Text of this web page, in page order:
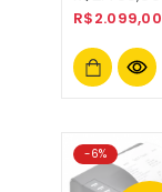
R$2.099,00
-6%